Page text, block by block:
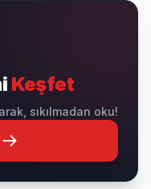
Keşfet
sıkılmadan oku!